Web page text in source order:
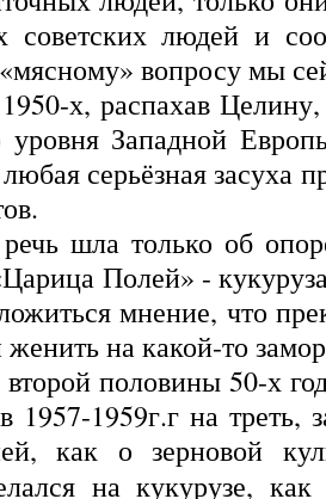
советских людей и
вопросу мы
х, распахав Целину,
Западной
серьёзная засуха
шла только об
Полей» -
мнение, что
на какой-то
половины 50-х
1957-1959г.г на треть,
как о зерновой
на кукурузе,